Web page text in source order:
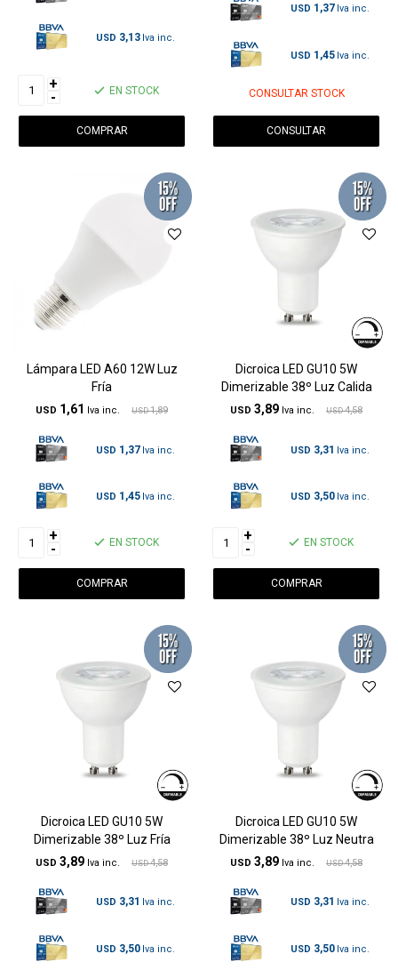
USD 3,13
+
- EN STOCK
USD 1,37
USD 1,45
CONSULTAR STOCK
CONSULTAR
Lámpara LED A60 12W Luz
Fría
USD 1,61 USD 1,89
USD 1,37
USD 1,45
+
- EN STOCK
Dicroica LED GU10 5W
Dimerizable 38º Luz Calida
USD 3,89 USD 4,58
USD 3,31
USD 3,50
+
- EN STOCK
Dicroica LED GU10 5W
Dimerizable 38º Luz Fría
USD 3,89 USD 4,58
USD 3,31
USD 3,50
Dicroica LED GU10 5W
Dimerizable 38º Luz Neutra
USD 3,89 USD 4,58
USD 3,31
USD 3,50